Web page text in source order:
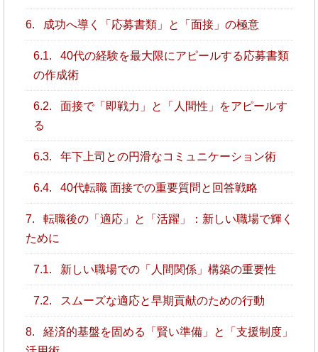
6. 成功へ導く「応募書類」と「面接」の極意
6.1.
40代の経験を最大限にアピールする応募書類
の作成術
6.2.
面接で「即戦力」と「人間性」をアピールす
る
6.3. 年下上司との円滑なコミュニケーション術
6.4. 40代転職 面接での重要質問と回答戦略
7.
転職後の「適応」と「活躍」：新しい職場で輝く
ために
7.1. 新しい職場での「人間関係」構築の重要性
7.2. スムーズな適応と早期貢献のための行動
8.
経済的基盤を固める「賢い準備」と「支援制度」